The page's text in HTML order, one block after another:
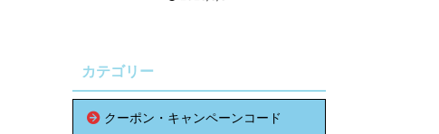
カテゴリー
クーポン・キャンペーンコード